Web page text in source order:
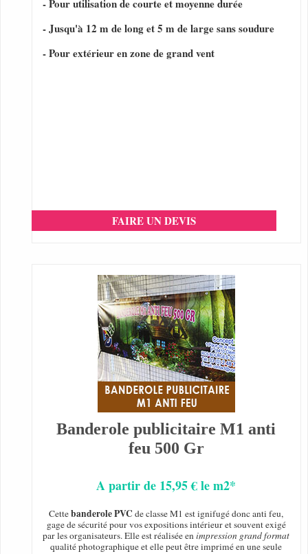
- Pour utilisation de courte et moyenne durée
- Jusqu'à 12 m de long et 5 m de large sans soudure
- Pour extérieur en zone de grand vent
FAIRE UN DEVIS
Banderole publicitaire M1 anti
feu 500 Gr
A partir de 15,95 € le m2*
Cettebanderole PVC de classe M1 est ignifugé donc anti feu,
gage de sécurité pour vos expositions intérieur et souvent exigé
par les organisateurs. Elle est réalisée enimpression grand format
qualité photographique et elle peut être imprimé en une seule